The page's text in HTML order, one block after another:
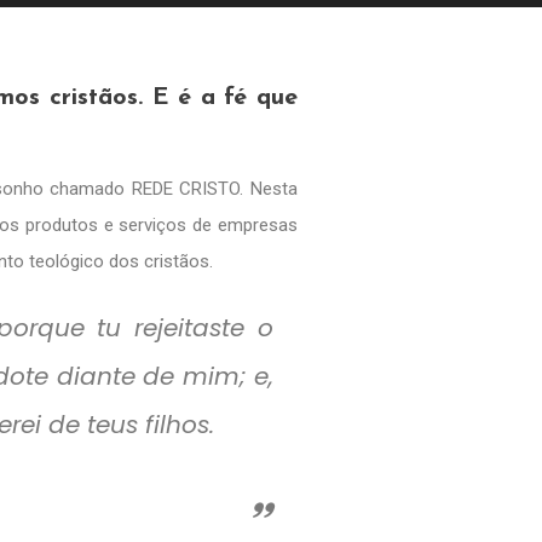
cristãos. E é a fé que
chamado REDE CRISTO. Nesta
produtos e serviços de empresas
teológico dos cristãos.
tu rejeitaste o
diante de mim; e,
de teus filhos.